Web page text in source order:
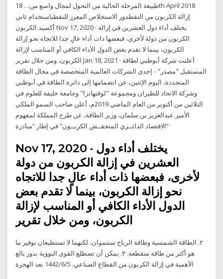
طبيعة المرحلة الحالية من التحول لمجال واسع من… 18th April 2018
إزالة الكربون من النفطدور الاستخلاص المعزز للنفطباستخدام ثاني
أكسيد الكربون Nov 17, 2020 · يختلف أداء دول العشرين في إزالة
الكربون من دولة لأخرى، فبعضها ذات أداء عالٍ جدا للاتجاه نحو إزالة
الكربون، بينما لا تقدم بعض الدول الأداء الكافي أو المناسب لإزالة
الكربون، ومن خلال تقرير Jan 18, 2021 · أعلنت شركة أبوظبي لطاقة
المستقبل "مصدر" - إحدى الشركات العالمية المتخصصة في مجال الطاقة
المتجددة، اليوم الإثنين، عن انضمامها إلى دائرة الطاقة في أبوظبي
وشركة الاتحاد للطيران ومجموعة "لوفتهانزا" وجامعة خليفة للعلوم في
الثلاثين من أكتوبر من العام الماضي 2019م، أعلن صاحب السمو الملكي
الأمير عبدالعزيز بن سلمان، وزير الطاقة، عن طرح المملكة لمفهوم
“الاقتصاد الدائــري المنخفــض الكربــون” في إطار “مبادرة
Nov 17, 2020 · يختلف أداء دول
العشرين في إزالة الكربون من دولة
لأخرى، فبعضها ذات أداء عالٍ جدا للاتجاه
نحو إزالة الكربون، بينما لا تقدم بعض
الدول الأداء الكافي أو المناسب لإزالة
الكربون، ومن خلال تقرير
٢. الطاقة الشمسية وطاقة الرياح ستنموان، لكنهما لا تستطيعان توفير ما
هو أكثر من طاقة متقطعة. ٣. يمكن أن تضطلع القوى النووية بدور بالغ
الأهمية في إزالة الكربون من القطاع الصناعي. 5‏‏/6‏‏/1442 بعد الهجرة